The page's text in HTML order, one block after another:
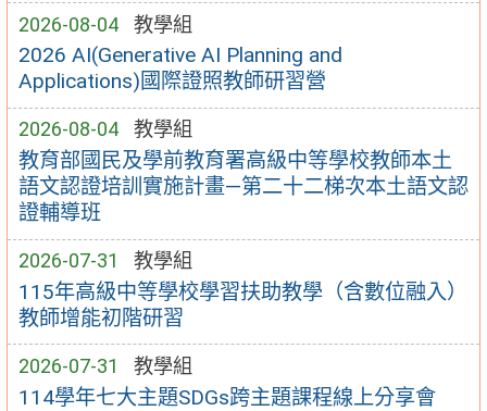
2026-08-04 教學組
2026 AI(Generative AI Planning and
Applications)國際證照教師研習營
2026-08-04 教學組
教育部國民及學前教育署高級中等學校教師本土
語文認證培訓實施計畫—第二十二梯次本土語文認
證輔導班
2026-07-31 教學組
115年高級中等學校學習扶助教學（含數位融入）
教師增能初階研習
2026-07-31 教學組
114學年七大主題SDGs跨主題課程線上分享會